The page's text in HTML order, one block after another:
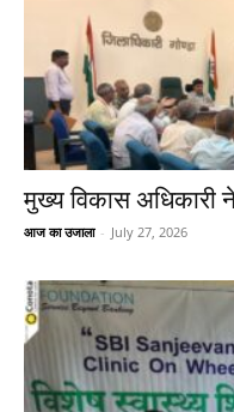
मुख्य विकास
आज का उजाला - July 27, 2026